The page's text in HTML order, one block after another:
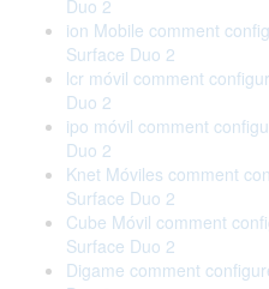
Duo 2
ion Mobile comment
Surface Duo 2
lcr móvil comment
Duo 2
ipo móvil comment
Duo 2
Knet Móviles comment
Surface Duo 2
Cube Móvil comment
Surface Duo 2
Digame comment